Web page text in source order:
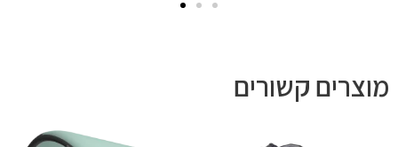
מוצרים קשורים